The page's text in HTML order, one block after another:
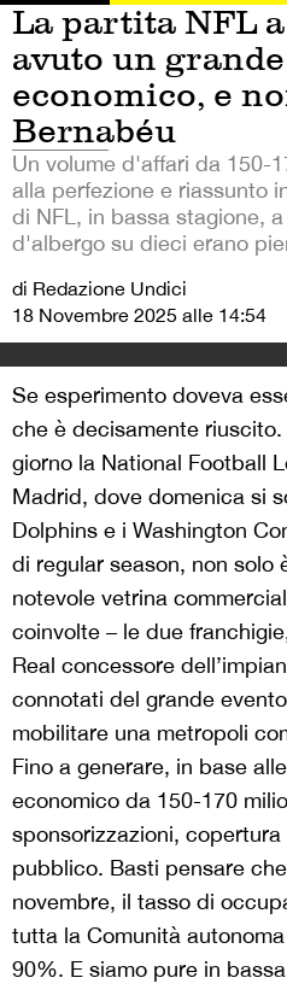
La partita NFL
avuto un
economico, e
Bernabéu
Un volume d'affari da 150-
alla perfezione e riassunto
di NFL, in bassa stagione,
d'albergo su dieci erano
di Redazione Undici
18 Novembre 2025 alle 14:54
Se esperimento doveva
che è decisamente
giorno la National Football
Madrid, dove domenica si
Dolphins e i Washington
di regular season, non solo
notevole vetrina
coinvolte – le due
Real concessore
connotati del grande
mobilitare una metropoli
Fino a generare, in base
economico da 150-170
sponsorizzazioni,
pubblico. Basti pensare
novembre, il tasso di
tutta la Comunità
90%. E siamo pure in